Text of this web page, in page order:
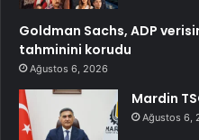
Goldman Sachs, ADP
tahminini korudu
Ağustos 6, 2026
Mardin
Ağustos 6,